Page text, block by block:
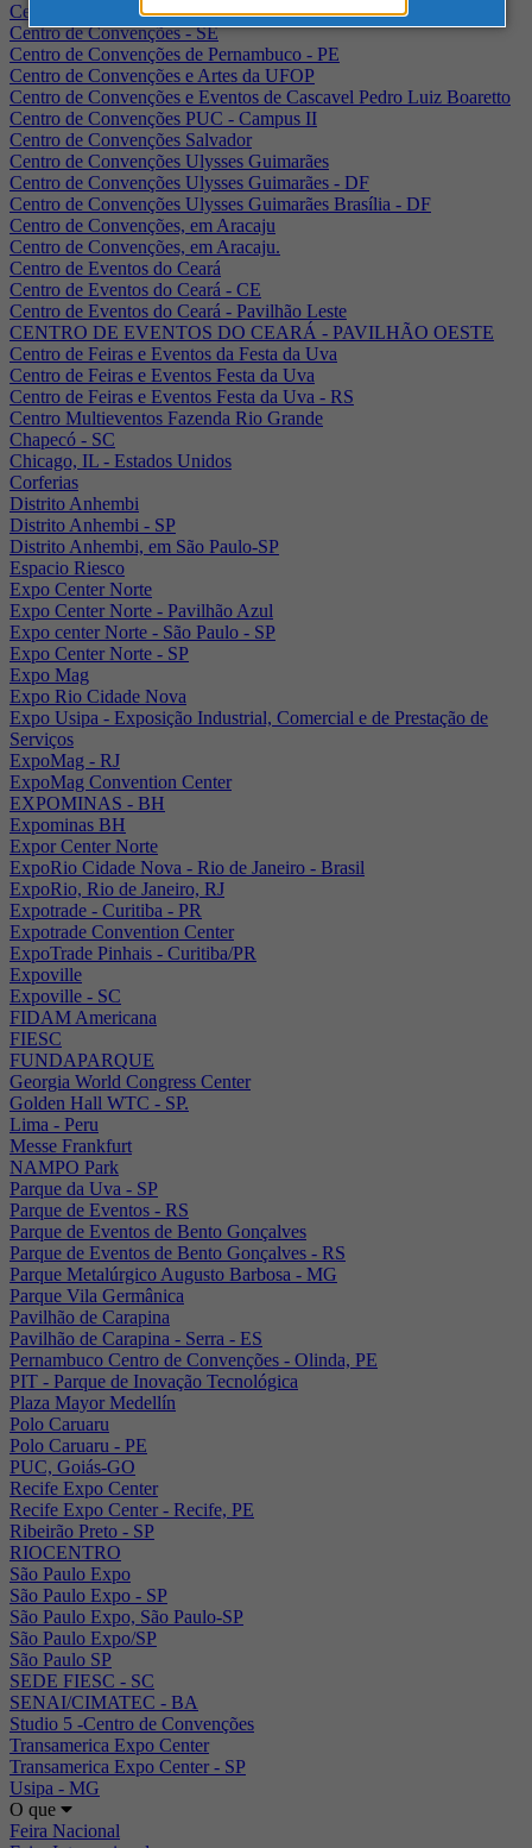
Centro Internacional de Convenções do Brasil, em Brasília
Centro de Convenções - SE
Centro de Convenções de Pernambuco - PE
Centro de Convenções e Artes da UFOP
Centro de Convenções e Eventos de Cascavel Pedro Luiz Boaretto
Centro de Convenções PUC - Campus II
Centro de Convenções Salvador
Centro de Convenções Ulysses Guimarães
Centro de Convenções Ulysses Guimarães - DF
Centro de Convenções Ulysses Guimarães Brasília - DF
Centro de Convenções, em Aracaju
Centro de Convenções, em Aracaju.
Centro de Eventos do Ceará
Centro de Eventos do Ceará - CE
Centro de Eventos do Ceará - Pavilhão Leste
CENTRO DE EVENTOS DO CEARÁ - PAVILHÃO OESTE
Centro de Feiras e Eventos da Festa da Uva
Centro de Feiras e Eventos Festa da Uva
Centro de Feiras e Eventos Festa da Uva - RS
Centro Multieventos Fazenda Rio Grande
Chapecó - SC
Chicago, IL - Estados Unidos
Corferias
Distrito Anhembi
Distrito Anhembi - SP
Distrito Anhembi, em São Paulo-SP
Espacio Riesco
Expo Center Norte
Expo Center Norte - Pavilhão Azul
Expo center Norte - São Paulo - SP
Expo Center Norte - SP
Expo Mag
Expo Rio Cidade Nova
Expo Usipa - Exposição Industrial, Comercial e de Prestação de
Serviços
ExpoMag - RJ
ExpoMag Convention Center
EXPOMINAS - BH
Expominas BH
Expor Center Norte
ExpoRio Cidade Nova - Rio de Janeiro - Brasil
ExpoRio, Rio de Janeiro, RJ
Expotrade - Curitiba - PR
Expotrade Convention Center
ExpoTrade Pinhais - Curitiba/PR
Expoville
Expoville - SC
FIDAM Americana
FIESC
FUNDAPARQUE
Georgia World Congress Center
Golden Hall WTC - SP.
Lima - Peru
Messe Frankfurt
NAMPO Park
Parque da Uva - SP
Parque de Eventos - RS
Parque de Eventos de Bento Gonçalves
Parque de Eventos de Bento Gonçalves - RS
Parque Metalúrgico Augusto Barbosa - MG
Parque Vila Germânica
Pavilhão de Carapina
Pavilhão de Carapina - Serra - ES
Pernambuco Centro de Convenções - Olinda, PE
PIT - Parque de Inovação Tecnológica
Plaza Mayor Medellín
Polo Caruaru
Polo Caruaru - PE
PUC, Goiás-GO
Recife Expo Center
Recife Expo Center - Recife, PE
Ribeirão Preto - SP
RIOCENTRO
São Paulo Expo
São Paulo Expo - SP
São Paulo Expo, São Paulo-SP
São Paulo Expo/SP
São Paulo SP
SEDE FIESC - SC
SENAI/CIMATEC - BA
Studio 5 -Centro de Convenções
Transamerica Expo Center
Transamerica Expo Center - SP
Usipa - MG
O que
Feira Nacional